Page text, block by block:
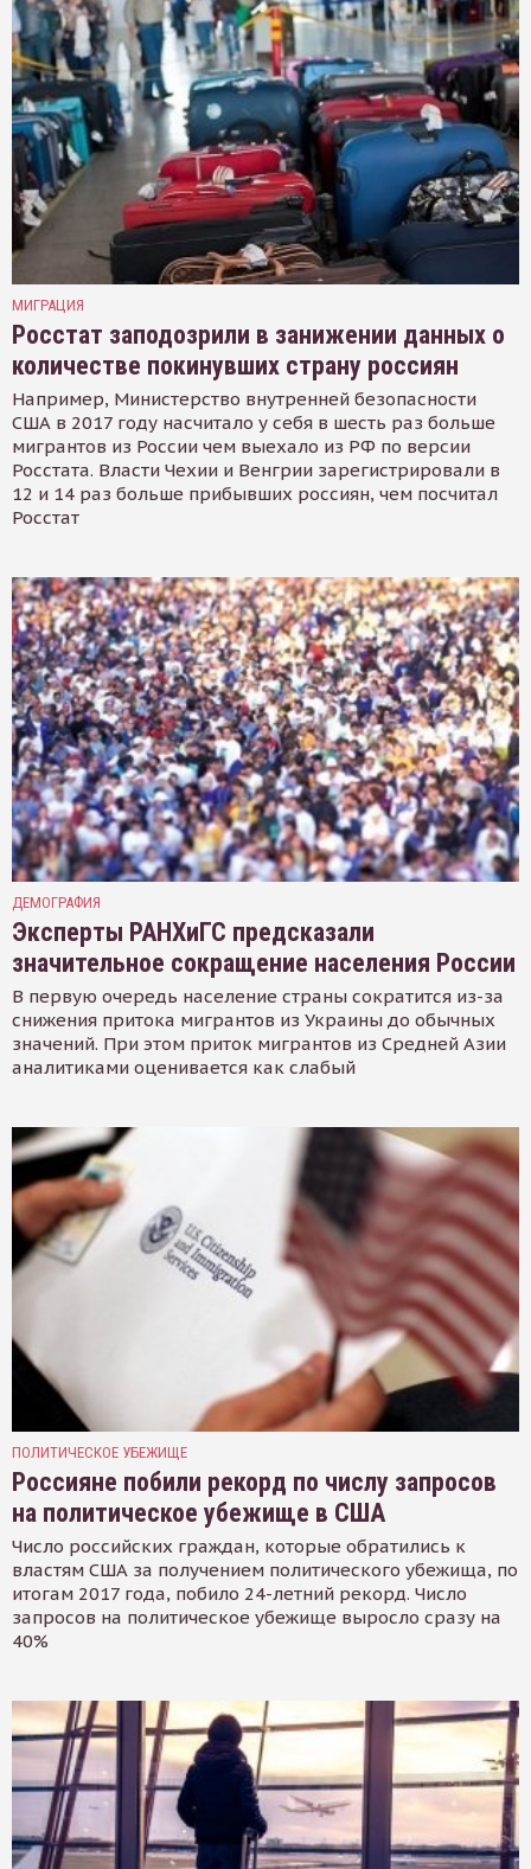
МИГРАЦИЯ
Росстат заподозрили в занижении данных о
количестве покинувших страну россиян
Например, Министерство внутренней безопасности
США в 2017 году насчитало у себя в шесть раз больше
мигрантов из России чем выехало из РФ по версии
Росстата. Власти Чехии и Венгрии зарегистрировали в
12 и 14 раз больше прибывших россиян, чем посчитал
Росстат
ДЕМОГРАФИЯ
Эксперты РАНХиГС предсказали
значительное сокращение населения России
В первую очередь население страны сократится из-за
снижения притока мигрантов из Украины до обычных
значений. При этом приток мигрантов из Средней Азии
аналитиками оценивается как слабый
ПОЛИТИЧЕСКОЕ УБЕЖИЩЕ
Россияне побили рекорд по числу запросов
на политическое убежище в США
Число российских граждан, которые обратились к
властям США за получением политического убежища, по
итогам 2017 года, побило 24-летний рекорд. Число
запросов на политическое убежище выросло сразу на
40%